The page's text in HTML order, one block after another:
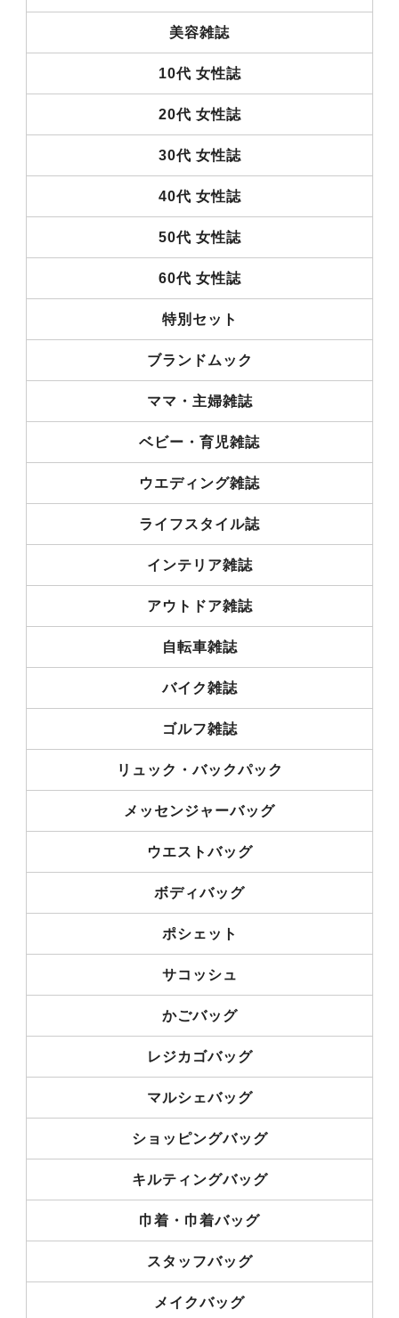
美容雑誌
10代 女性誌
20代 女性誌
30代 女性誌
40代 女性誌
50代 女性誌
60代 女性誌
特別セット
ブランドムック
ママ・主婦雑誌
ベビー・育児雑誌
ウエディング雑誌
ライフスタイル誌
インテリア雑誌
アウトドア雑誌
自転車雑誌
バイク雑誌
ゴルフ雑誌
リュック・バックパック
メッセンジャーバッグ
ウエストバッグ
ボディバッグ
ポシェット
サコッシュ
かごバッグ
レジカゴバッグ
マルシェバッグ
ショッピングバッグ
キルティングバッグ
巾着・巾着バッグ
スタッフバッグ
メイクバッグ